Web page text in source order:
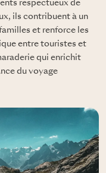
respectueux de
ils contribuent à un
et renforce les
entre touristes et
qui enrichit
du voyage